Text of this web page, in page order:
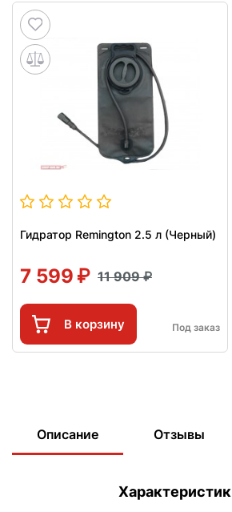
Гидратор Remington 2.5 л (Черный)
7 599 11 909
В корзину Под заказ
Описание Отзывы